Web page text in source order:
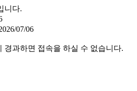
니다.
07/06
경과하면 접속을 하실 수 없습니다.